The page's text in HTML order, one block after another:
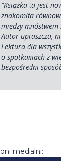
"Książka ta jest
znakomita
między
Autor upraszcza,
Lektura dla
o spotkaniach z
bezpośredni
medialni: